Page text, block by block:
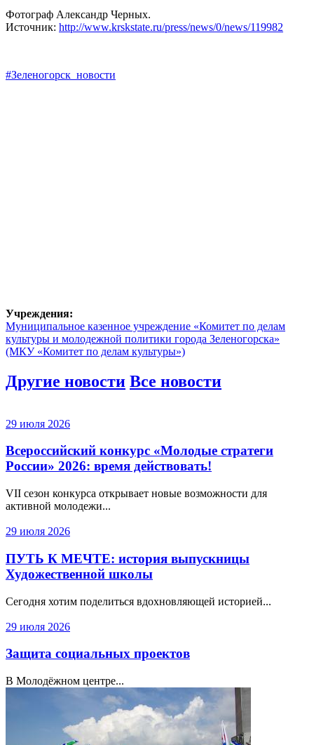
Фотограф Александр Черных.
Источник: http://www.krskstate.ru/press/news/0/news/119982
#Зеленогорск_новости
Учреждения:
Муниципальное казенное учреждение «Комитет по делам
культуры и молодежной политики города Зеленогорска»
(МКУ «Комитет по делам культуры»)
Другие новости Все новости
29 июля 2026
Всероссийский конкурс «Молодые стратеги
России» 2026: время действовать!
VII сезон конкурса открывает новые возможности для
активной молодежи...
29 июля 2026
ПУТЬ К МЕЧТЕ: история выпускницы
Художественной школы
Сегодня хотим поделиться вдохновляющей историей...
29 июля 2026
Защита социальных проектов
В Молодёжном центре...